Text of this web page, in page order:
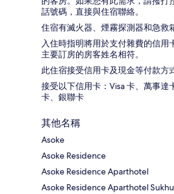
話號碼，直接與住宿聯絡。
住宿有滅火器、煙霧探測器和急救
入住時指明將用於支付雜費的信用
主要訂房的房客姓名相符。
此住宿接受信用卡及現金等付款方
接受以下信用卡：Visa 卡、萬事達
卡、銀聯卡
其他名稱
Asoke
Asoke Residence
Asoke Residence Aparthotel
Asoke Residence Aparthotel